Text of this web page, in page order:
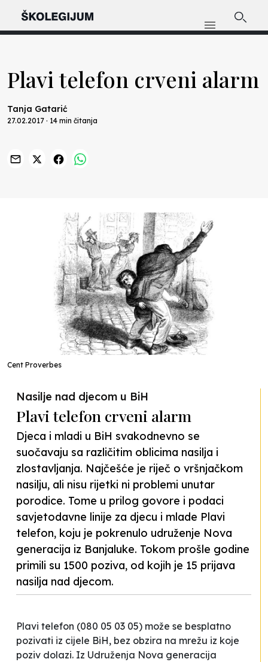
Plavi telefon crveni alarm
Tanja Gatarić
27.02.2017 · 14 min čitanja
Cent Proverbes
Nasilje nad djecom u BiH
Plavi telefon crveni alarm
Djeca i mladi u BiH svakodnevno se
suočavaju sa različitim oblicima nasilja i
zlostavljanja. Najčešće je riječ o vršnjačkom
nasilju, ali nisu rijetki ni problemi unutar
porodice. Tome u prilog govore i podaci
savjetodavne linije za djecu i mlade Plavi
telefon, koju je pokrenulo udruženje Nova
generacija iz Banjaluke. Tokom prošle godine
primili su 1500 poziva, od kojih je 15 prijava
nasilja nad djecom.
Plavi telefon (080 05 03 05) može se besplatno
pozivati iz cijele BiH, bez obzira na mrežu iz koje
poziv dolazi. Iz Udruženja Nova generacija